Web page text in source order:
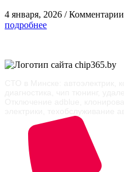
4 января, 2026 / Комментарии
подробнее